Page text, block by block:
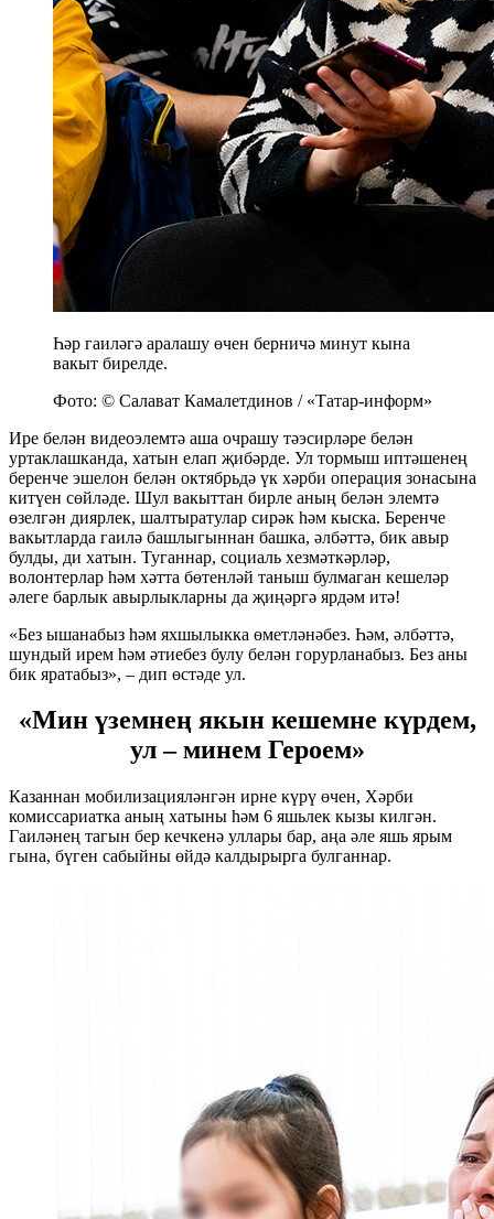
Һәр гаиләгә аралашу өчен берничә минут кына
вакыт бирелде.
Фото: © Салават Камалетдинов / «Татар-информ»
Ире белән видеоэлемтә аша очрашу тәэсирләре белән
уртаклашканда, хатын елап җибәрде. Ул тормыш иптәшенең
беренче эшелон белән октябрьдә үк хәрби операция зонасына
китүен сөйләде. Шул вакыттан бирле аның белән элемтә
өзелгән диярлек, шалтыратулар сирәк һәм кыска. Беренче
вакытларда гаилә башлыгыннан башка, әлбәттә, бик авыр
булды, ди хатын. Туганнар, социаль хезмәткәрләр,
волонтерлар һәм хәтта бөтенләй таныш булмаган кешеләр
әлеге барлык авырлыкларны да җиңәргә ярдәм итә!
«Без ышанабыз һәм яхшылыкка өметләнәбез. Һәм, әлбәттә,
шундый ирем һәм әтиебез булу белән горурланабыз. Без аны
бик яратабыз», – дип өстәде ул.
«Мин үземнең якын кешемне күрдем,
ул–минем Героем»
Казаннан мобилизацияләнгән ирне күрү өчен, Хәрби
комиссариатка аның хатыны һәм 6 яшьлек кызы килгән.
Гаиләнең тагын бер кечкенә уллары бар, аңа әле яшь ярым
гына, бүген сабыйны өйдә калдырырга булганнар.